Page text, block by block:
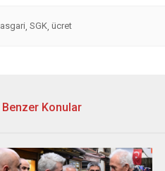
asgari, SGK, ücret
Benzer Konular